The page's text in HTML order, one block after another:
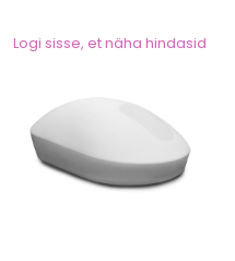
Logi sisse, et näha hindasid